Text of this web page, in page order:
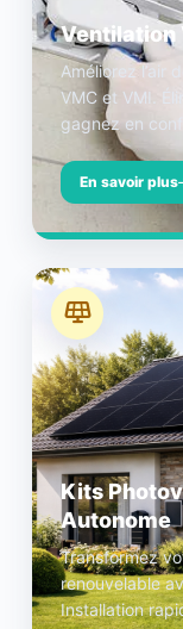
Ventilation
Améliorez l’air
VMC et VMI.
gagnez en
En savoir plus
Kits
Autonome
Transformez
renouvelable
Installation